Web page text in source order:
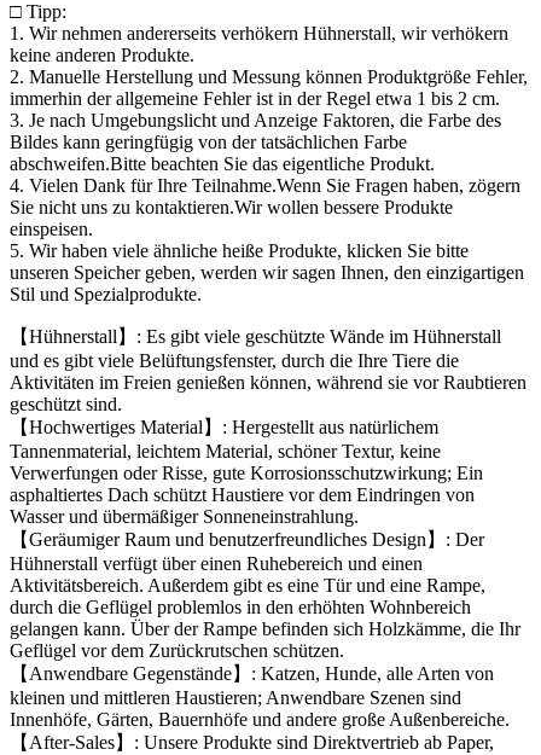
□ Tipp:
1. Wir nehmen andererseits verhökern Hühnerstall, wir verhökern
keine anderen Produkte.
2. Manuelle Herstellung und Messung können Produktgröße Fehler,
immerhin der allgemeine Fehler ist in der Regel etwa 1 bis 2 cm.
3. Je nach Umgebungslicht und Anzeige Faktoren, die Farbe des
Bildes kann geringfügig von der tatsächlichen Farbe
abschweifen.Bitte beachten Sie das eigentliche Produkt.
4. Vielen Dank für Ihre Teilnahme.Wenn Sie Fragen haben, zögern
Sie nicht uns zu kontaktieren.Wir wollen bessere Produkte
einspeisen.
5. Wir haben viele ähnliche heiße Produkte, klicken Sie bitte
unseren Speicher geben, werden wir sagen Ihnen, den einzigartigen
Stil und Spezialprodukte.
【Hühnerstall】: Es gibt viele geschützte Wände im Hühnerstall
und es gibt viele Belüftungsfenster, durch die Ihre Tiere die
Aktivitäten im Freien genießen können, während sie vor Raubtieren
geschützt sind.
【Hochwertiges Material】: Hergestellt aus natürlichem
Tannenmaterial, leichtem Material, schöner Textur, keine
Verwerfungen oder Risse, gute Korrosionsschutzwirkung; Ein
asphaltiertes Dach schützt Haustiere vor dem Eindringen von
Wasser und übermäßiger Sonneneinstrahlung.
【Geräumiger Raum und benutzerfreundliches Design】: Der
Hühnerstall verfügt über einen Ruhebereich und einen
Aktivitätsbereich. Außerdem gibt es eine Tür und eine Rampe,
durch die Geflügel problemlos in den erhöhten Wohnbereich
gelangen kann. Über der Rampe befinden sich Holzkämme, die Ihr
Geflügel vor dem Zurückrutschen schützen.
【Anwendbare Gegenstände】: Katzen, Hunde, alle Arten von
kleinen und mittleren Haustieren; Anwendbare Szenen sind
Innenhöfe, Gärten, Bauernhöfe und andere große Außenbereiche.
【After-Sales】: Unsere Produkte sind Direktvertrieb ab Paper,